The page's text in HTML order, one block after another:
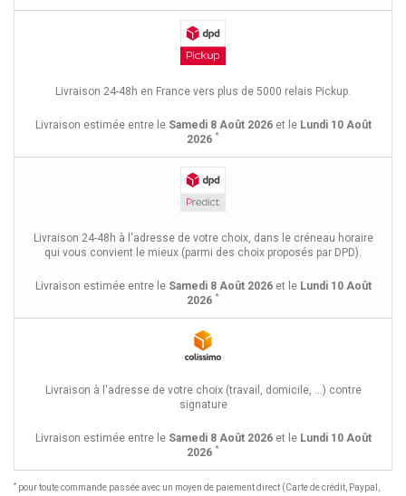
Livraison 24-48h en France vers plus de 5000 relais Pickup.
Livraison estimée entre le Samedi 8 Août 2026et le Lundi 10 Août
2026 *
Livraison 24-48h à l'adresse de votre choix, dans le créneau horaire
qui vous convient le mieux (parmi des choix proposés par DPD).
Livraison estimée entre le Samedi 8 Août 2026et le Lundi 10 Août
2026 *
Livraison à l'adresse de votre choix (travail, domicile, ...) contre
signature
Livraison estimée entre le Samedi 8 Août 2026et le Lundi 10 Août
2026 *
* pour toute commande passée avec un moyen de paiement direct (Carte de crédit, Paypal,